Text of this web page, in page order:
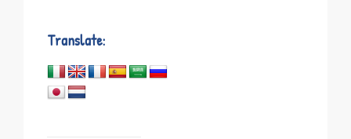
Translate: